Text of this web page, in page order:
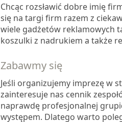
Chcąc rozsławić dobre imię
się na targi firm razem z
wiele gadżetów reklamowych
koszulki z nadrukiem a także
Zabawmy się
Jeśli organizujemy imprezę w
zainteresuje nas cennik
naprawdę profesjonalnej
występem. Dlatego warto